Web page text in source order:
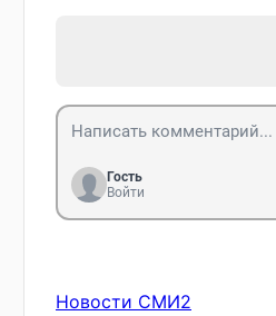
Гость
Войти
Новости СМИ2